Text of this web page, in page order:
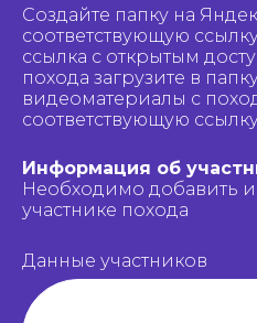
Создайте папку на
соответствующую
ссылка с открытым
похода загрузите в
видеоматериалы с
соответствующую
Информация об
Необходимо добавить
участнике похода
Данные участников